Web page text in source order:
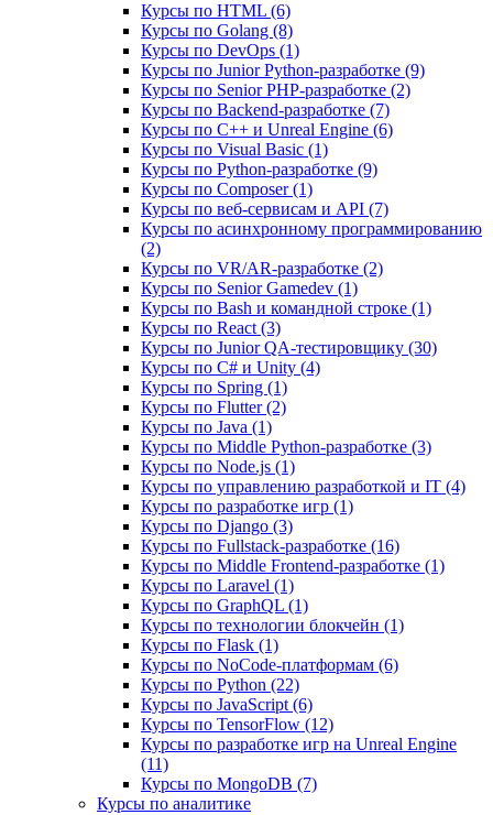
Курсы по HTML (6)
Курсы по Golang (8)
Курсы по DevOps (1)
Курсы по Junior Python-разработке (9)
Курсы по Senior PHP-разработке (2)
Курсы по Backend‑разработке (7)
Курсы по C++ и Unreal Engine (6)
Курсы по Visual Basic (1)
Курсы по Python-разработке (9)
Курсы по Composer (1)
Курсы по веб‑сервисам и API (7)
Курсы по асинхронному программированию
(2)
Курсы по VR/AR‑разработке (2)
Курсы по Senior Gamedev (1)
Курсы по Bash и командной строке (1)
Курсы по React (3)
Курсы по Junior QA-тестировщику (30)
Курсы по C# и Unity (4)
Курсы по Spring (1)
Курсы по Flutter (2)
Курсы по Java (1)
Курсы по Middle Python-разработке (3)
Курсы по Node.js (1)
Курсы по управлению разработкой и IT (4)
Курсы по разработке игр (1)
Курсы по Django (3)
Курсы по Fullstack‑разработке (16)
Курсы по Middle Frontend-разработке (1)
Курсы по Laravel (1)
Курсы по GraphQL (1)
Курсы по технологии блокчейн (1)
Курсы по Flask (1)
Курсы по NoCode‑платформам (6)
Курсы по Python (22)
Курсы по JavaScript (6)
Курсы по TensorFlow (12)
Курсы по разработке игр на Unreal Engine
(11)
Курсы по MongoDB (7)
Курсы по аналитике